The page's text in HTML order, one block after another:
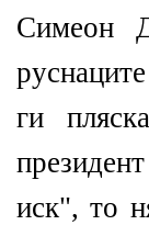
Симеон
ги
иск", то